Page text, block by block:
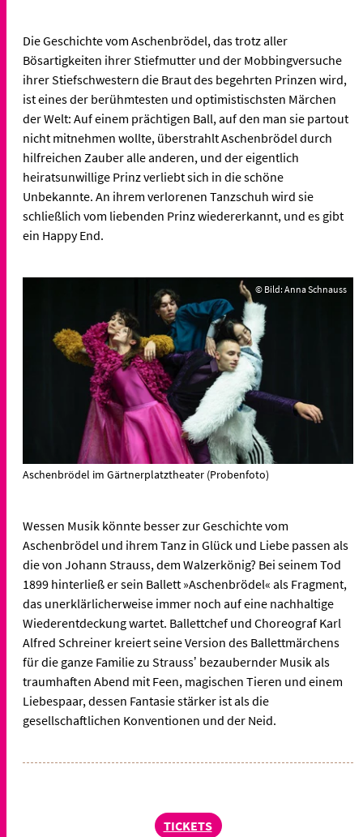
Die Geschichte vom Aschenbrödel, das trotz aller
Bösartigkeiten ihrer Stiefmutter und der Mobbingversuche
ihrer Stiefschwestern die Braut des begehrten Prinzen wird,
ist eines der berühmtesten und optimistischsten Märchen
der Welt: Auf einem prächtigen Ball, auf den man sie partout
nicht mitnehmen wollte, überstrahlt Aschenbrödel durch
hilfreichen Zauber alle anderen, und der eigentlich
heiratsunwillige Prinz verliebt sich in die schöne
Unbekannte. An ihrem verlorenen Tanzschuh wird sie
schließlich vom liebenden Prinz wiedererkannt, und es gibt
ein Happy End.
© Bild: Anna Schnauss
Aschenbrödel im Gärtnerplatztheater (Probenfoto)
Wessen Musik könnte besser zur Geschichte vom
Aschenbrödel und ihrem Tanz in Glück und Liebe passen als
die von Johann Strauss, dem Walzerkönig? Bei seinem Tod
1899 hinterließ er sein Ballett »Aschenbrödel« als Fragment,
das unerklärlicherweise immer noch auf eine nachhaltige
Wiederentdeckung wartet. Ballettchef und Choreograf Karl
Alfred Schreiner kreiert seine Version des Ballettmärchens
für die ganze Familie zu Straussʼ bezaubernder Musik als
traumhaften Abend mit Feen, magischen Tieren und einem
Liebespaar, dessen Fantasie stärker ist als die
gesellschaftlichen Konventionen und der Neid.
TICKETS